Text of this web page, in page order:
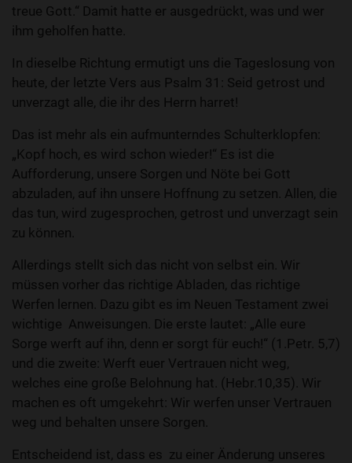
treue Gott.“ Damit hatte er ausgedrückt, was und wer
ihm geholfen hatte.
In dieselbe Richtung ermutigt uns die Tageslosung von
heute, der letzte Vers aus Psalm 31: Seid getrost und
unverzagt alle, die ihr des Herrn harret!
Das ist mehr als ein aufmunterndes Schulterklopfen:
„Kopf hoch, es wird schon wieder!“ Es ist die
Aufforderung, unsere Sorgen und Nöte bei Gott
abzuladen, auf ihn unsere Hoffnung zu setzen. Allen, die
das tun, wird zugesprochen, getrost und unverzagt sein
zu können.
Allerdings stellt sich das nicht von selbst ein. Wir
müssen vorher das richtige Abladen, das richtige
Werfen lernen. Dazu gibt es im Neuen Testament zwei
wichtige Anweisungen. Die erste lautet: „Alle eure
Sorge werft auf ihn, denn er sorgt für euch!“ (1.Petr. 5,7)
und die zweite: Werft euer Vertrauen nicht weg,
welches eine große Belohnung hat. (Hebr.10,35). Wir
machen es oft umgekehrt: Wir werfen unser Vertrauen
weg und behalten unsere Sorgen.
Entscheidend ist, dass es zu einer Änderung unseres